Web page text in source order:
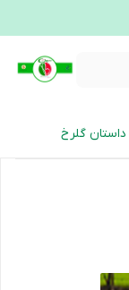
داستان گلرخ